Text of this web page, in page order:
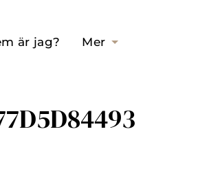
är jag? Mer